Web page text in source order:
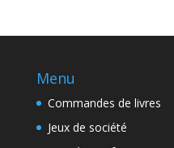
Menu
Commandes de livres
Jeux de société